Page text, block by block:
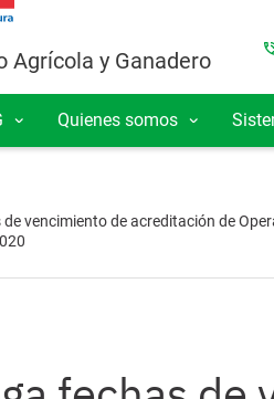
Agrícola y Ganadero
principal
Quienes somos
vencimiento de acreditación de